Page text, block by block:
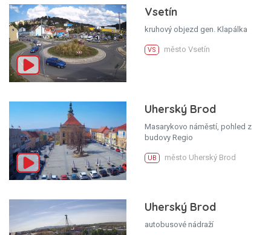
Vsetín
kruhový objezd gen. Klapálka
VS město Vsetín
Uherský Brod
Masarykovo náměstí, pohled z
budovy Regio
UB město Uherský Brod
Uherský Brod
autobusové nádraží